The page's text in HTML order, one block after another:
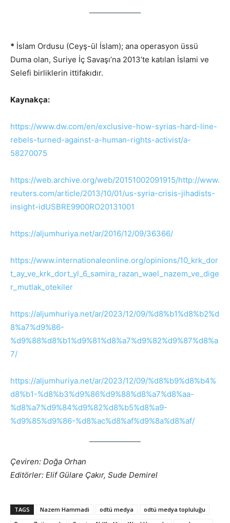
* İslam Ordusu (Ceyş-ül İslam); ana operasyon üssü
Duma olan, Suriye İç Savaşı’na 2013’te katılan İslami ve
Selefi birliklerin ittifakıdır.
Kaynakça:
https://www.dw.com/en/exclusive-how-syrias-hard-line-
rebels-turned-against-a-human-rights-activist/a-
58270075
https://web.archive.org/web/20151002091915/http://www.
reuters.com/article/2013/10/01/us-syria-crisis-jihadists-
insight-idUSBRE9900RO20131001
https://aljumhuriya.net/ar/2016/12/09/36366/
https://www.internationaleonline.org/opinions/10_krk_dor
t_ay_ve_krk_dort_yl_6_samira_razan_wael_nazem_ve_dige
r_mutlak_otekiler
https://aljumhuriya.net/ar/2023/12/09/%d8%b1%d8%b2%d
8%a7%d9%86-
%d9%88%d8%b1%d9%81%d8%a7%d9%82%d9%87%d8%a
7/
https://aljumhuriya.net/ar/2023/12/09/%d8%b9%d8%b4%
d8%b1-%d8%b3%d9%86%d9%88%d8%a7%d8%aa-
%d8%a7%d9%84%d9%82%d8%b5%d8%a9-
%d9%85%d9%86-%d8%ac%d8%af%d9%8a%d8%af/
Çeviren: Doğa Orhan
Editörler: Elif Gülare Çakır, Sude Demirel
TAGS Nazem Hammadi odtü medya
odtü medya topluluğu